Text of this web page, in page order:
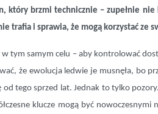
dostępu
który brzmi technicznie – zupełnie
trafia i sprawia, że mogą korzystać ze
tym samym celu – aby kontrolować
że ewolucja ledwie je musnęła, bo
tego sprzed lat. Jednak to tylko
klucze mogą być